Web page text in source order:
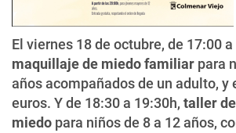
El viernes 18 de octubre, de 17:00 a
maquillaje de miedo familiar para
años acompañados de un adulto, y
euros. Y de 18:30 a 19:30h, taller
miedo para niños de 8 a 12 años,